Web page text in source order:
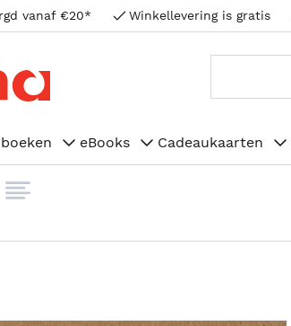
vanaf €20* Winkellevering is gratis
eBooks Cadeaukaarten